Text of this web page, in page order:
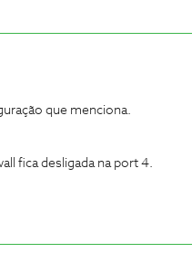
que menciona.
fica desligada na port 4.